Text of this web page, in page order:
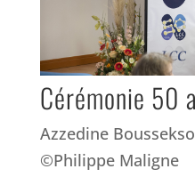
Cérémonie 50
Azzedine
©Philippe Maligne